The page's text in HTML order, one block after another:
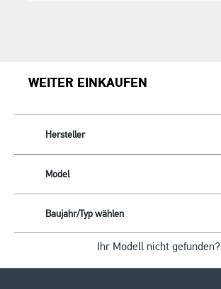
WEITER EINKAUFEN
Ihr Modell nicht gefunden?